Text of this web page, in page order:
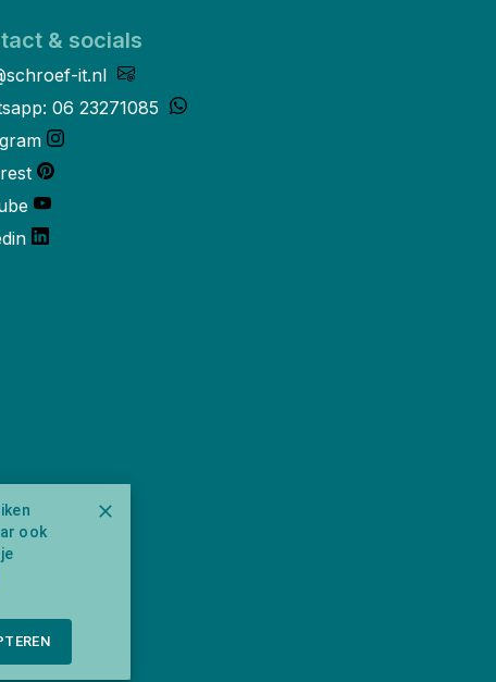
ook
& socials
it.nl
06 23271085